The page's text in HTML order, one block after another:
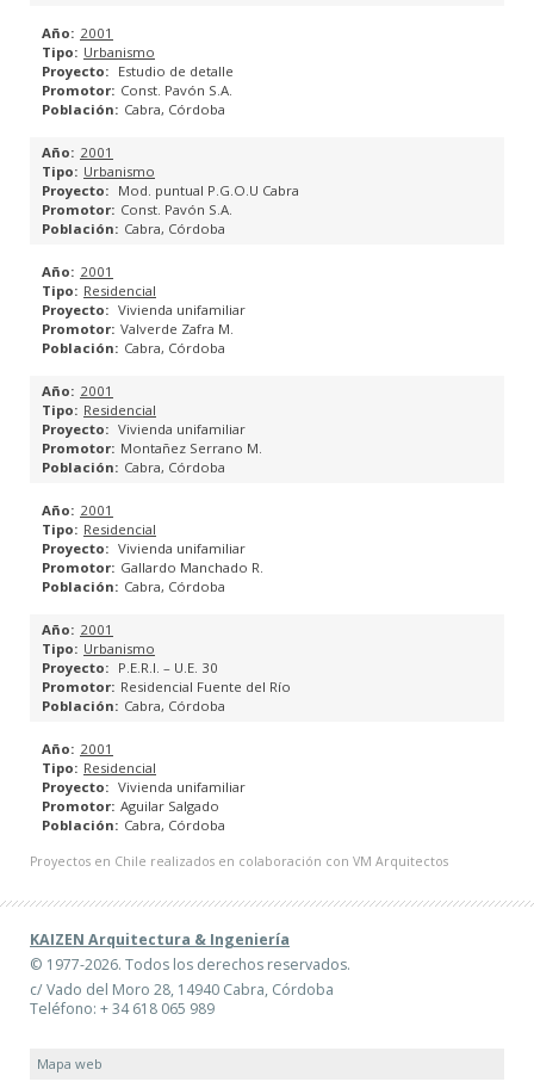
BIMobject
¿QUÉ ES EL BIM?
PROYECTOS
NOTICIAS
CONTACTO
CLIENTES
2001
Urbanismo
Estudio de detalle
Const. Pavón S.A.
Cabra, Córdoba
2001
Urbanismo
Mod. puntual P.G.O.U Cabra
Const. Pavón S.A.
Cabra, Córdoba
2001
Residencial
Vivienda unifamiliar
Valverde Zafra M.
Cabra, Córdoba
2001
Residencial
Vivienda unifamiliar
Montañez Serrano M.
Cabra, Córdoba
2001
Residencial
Vivienda unifamiliar
Gallardo Manchado R.
Cabra, Córdoba
2001
Urbanismo
P.E.R.I. – U.E. 30
Residencial Fuente del Río
Cabra, Córdoba
2001
Residencial
Vivienda unifamiliar
Aguilar Salgado
Cabra, Córdoba
Proyectos en Chile realizados en colaboración con VM Arquitectos
KAIZEN Arquitectura & Ingeniería
© 1977-2026. Todos los derechos reservados.
c/ Vado del Moro 28, 14940 Cabra, Córdoba
Teléfono: + 34 618 065 989
Mapa web